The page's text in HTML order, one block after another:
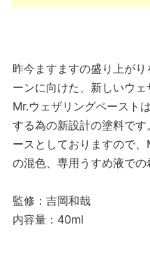
昨今ますますの盛り上が
ーンに向けた、新しいウェ
Mr.ウェザリングペースト
する為の新設計の塗料で
ースとしておりますので
の混色、専用うすめ液での
監修：吉岡和哉
内容量：40ml